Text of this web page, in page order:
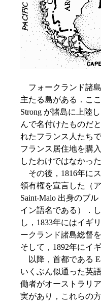
フォークランド諸島
主たる島がある．こ
Strong が諸島に上陸
んで名付けたものだ
れたフランス人たち
フランス居住地を購
したわけではなかっ
その後，1816年に
領有権を宣言した（
Saint-Malo 出身のブ
イン語名である）．
し，1833年にはイギ
ークランド諸島総督
そして，1892年にイ
以降，首都である
いくぶん似通った英
働者がオーストラリ
実があり，これらの